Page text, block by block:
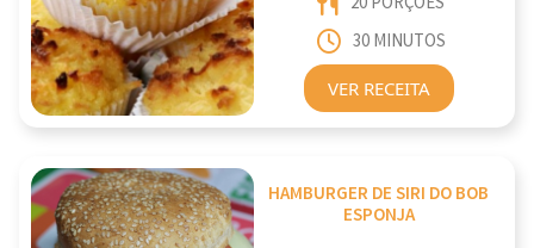
30 MINUTOS
VER RECEITA
HAMBURGER DE SIRI DO BOB
ESPONJA